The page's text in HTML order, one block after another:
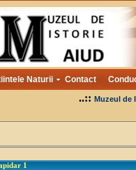
Naturii Contact
..:: Muzeul de
1